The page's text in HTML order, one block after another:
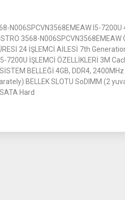
N006SPCVN3568EMEAW I5-7200U
3568-N006SPCVN3568EMEAW
24 İŞLEMCİ AİLESİ 7th
7200U İŞLEMCİ ÖZELLİKLERİ 3M
BELLEĞİ 4GB, DDR4,
BELLEK SLOTU SoDIMM (2
Hard